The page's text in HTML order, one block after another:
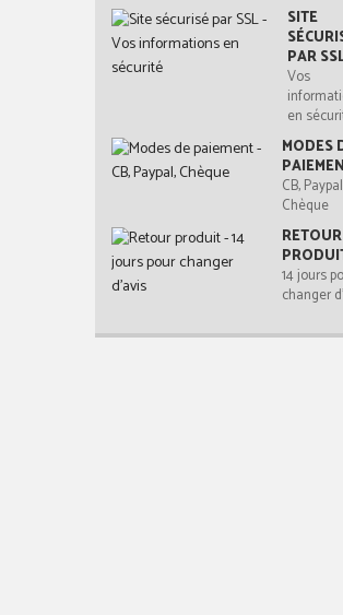
SITE
PAR
Vos
en
MODES
CB,
Chèque
RETOUR
14 jours
changer